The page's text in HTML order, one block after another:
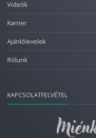
Videók
Karrier
Ajánlólevelek
Rólunk
KAPCSOLATFELVÉTEL